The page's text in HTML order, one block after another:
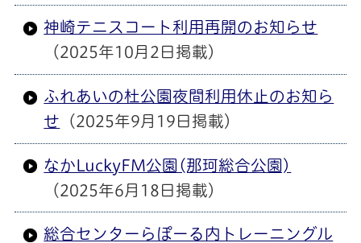
神崎テニスコート利用再開のお知らせ
（2025年10月2日掲載）
ふれあいの杜公園夜間利用休止のお知ら
せ （2025年9月19日掲載）
なかLuckyFM公園(那珂総合公園)
（2025年6月18日掲載）
総合センターらぽーる内トレーニングル